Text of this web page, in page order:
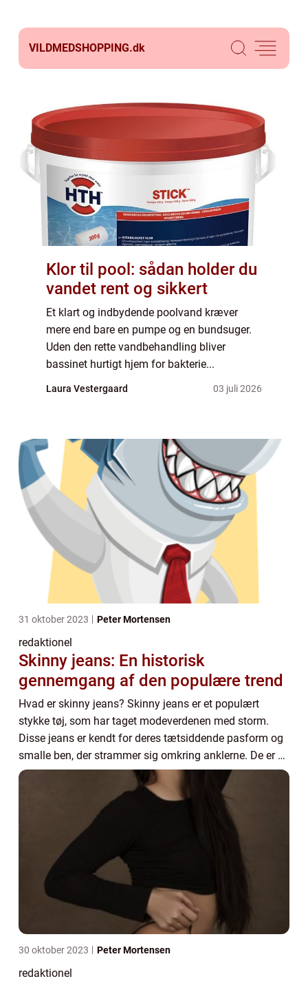
VILDMEDSHOPPING.dk
Klor til pool: sådan holder du
vandet rent og sikkert
Et klart og indbydende poolvand kræver
mere end bare en pumpe og en bundsuger.
Uden den rette vandbehandling bliver
bassinet hurtigt hjem for bakterie...
Laura Vestergaard 03 juli 2026
31 oktober 2023 Peter Mortensen
redaktionel
Skinny jeans: En historisk
gennemgang af den populære trend
Hvad er skinny jeans? Skinny jeans er et populært
stykke tøj, som har taget modeverdenen med storm.
Disse jeans er kendt for deres tætsiddende pasform og
smalle ben, der strammer sig omkring anklerne. De er en
favorit blandt både kvinder og mænd og e...
30 oktober 2023 Peter Mortensen
redaktionel